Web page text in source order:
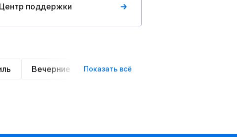
Центр поддержки
Вечерние Классические
Показать всё